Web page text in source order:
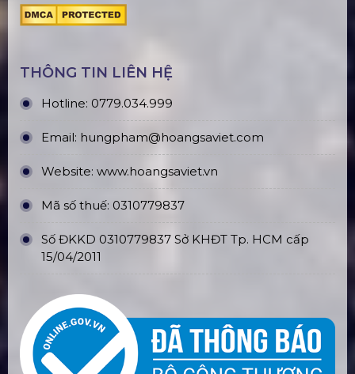
THÔNG TIN LIÊN HỆ
Hotline: 0779.034.999
Email: hungpham@hoangsaviet.com
Website: www.hoangsaviet.vn
Mã số thuế: 0310779837
Số ĐKKD 0310779837 Sở KHĐT Tp. HCM cấp
15/04/2011